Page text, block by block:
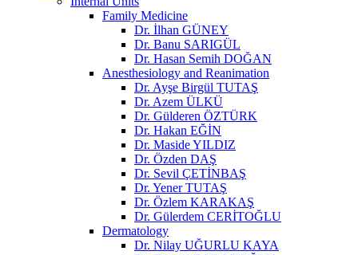
Family Medicine
Dr. İlhan GÜNEY
Dr. Banu SARIGÜL
Dr. Hasan Semih DOĞAN
Anesthesiology and Reanimation
Dr. Ayşe Birgül TUTAŞ
Dr. Azem ÜLKÜ
Dr. Gülderen ÖZTÜRK
Dr. Hakan EĞİN
Dr. Maside YILDIZ
Dr. Özden DAŞ
Dr. Sevil ÇETİNBAŞ
Dr. Yener TUTAŞ
Dr. Özlem KARAKAŞ
Dr. Gülerdem CERİTOĞLU
Dermatology
Dr. Nilay UĞURLU KAYA